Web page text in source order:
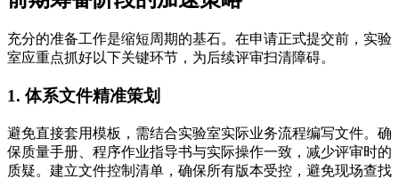
充分的准备工作是缩短周期的基石。在申请正式提交前，实验
室应重点抓好以下关键环节，为后续评审扫清障碍。
1. 体系文件精准策划
避免直接套用模板，需结合实验室实际业务流程编写文件。确
保质量手册、程序作业指导书与实际操作一致，减少评审时的
质疑。建立文件控制清单，确保所有版本受控，避免现场查找